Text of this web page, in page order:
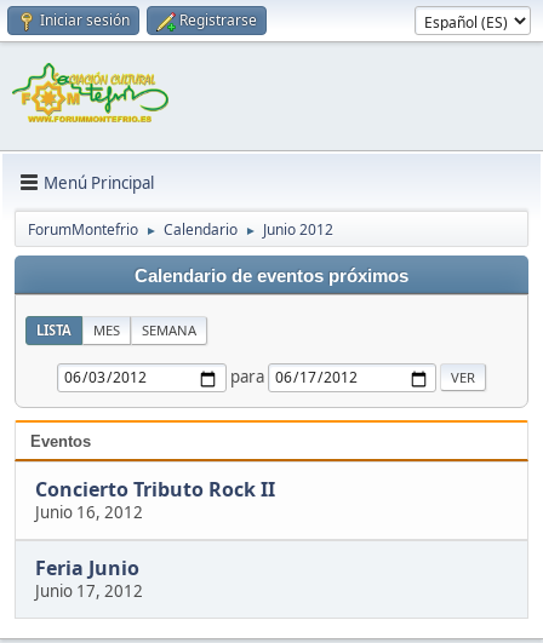
Iniciar sesión Registrarse
Menú Principal
ForumMontefrio ► Calendario ► Junio 2012
Calendario de eventos próximos
LISTA MES SEMANA
para
Eventos
Concierto Tributo Rock II
Junio 16, 2012
Feria Junio
Junio 17, 2012